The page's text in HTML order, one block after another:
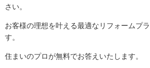
さい。
お客様の理想を叶える最適なリフォームプ
す。
住まいのプロが無料でお答えいたします。